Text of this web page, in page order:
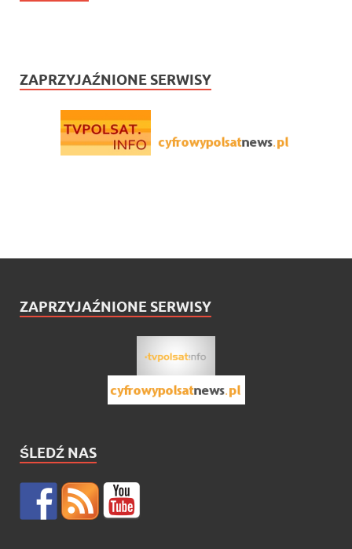
ZAPRZYJAŹNIONE SERWISY
ZAPRZYJAŹNIONE SERWISY
ŚLEDŹ NAS